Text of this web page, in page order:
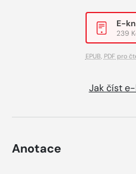
E-
239
EPUB, PDF pro
Jak číst
Anotace